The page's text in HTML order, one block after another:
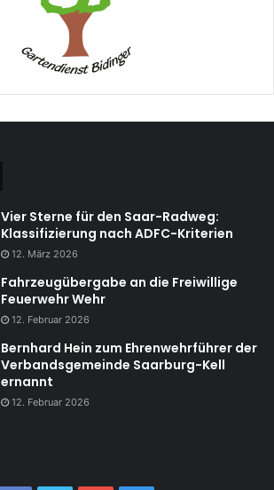
Vier Sterne für den Saar-Radweg:
Klassifizierung nach ADFC-Kriterien
12. März 2026
Fahrzeugübergabe an die Freiwillige
Feuerwehr Wehr
12. Februar 2026
Bernhard Hein zum Ehrenwehrführer der
Verbandsgemeinde Saarburg-Kell
ernannt
12. Februar 2026